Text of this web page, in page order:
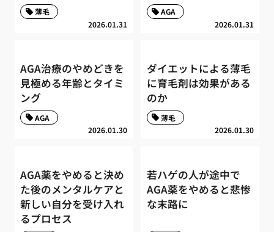
2026.01.31
薄毛
2026.01.31
AGA
AGA治療のやめどきを
見極める年齢とタイミ
ング
2026.01.30
AGA
ダイエットによる薄毛
に育毛剤は効果がある
のか
2026.01.30
薄毛
AGA薬をやめると決め
た後のメンタルケアと
新しい自分を受け入れ
るプロセス
若ハゲの人が途中で
AGA薬をやめると悲惨
な末路に